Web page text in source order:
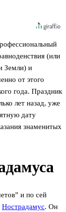
(или
Земли) и
от этого
года. Праздник
лет назад, уже
дату
знаменитых
и по сей
Нострадамус. Он